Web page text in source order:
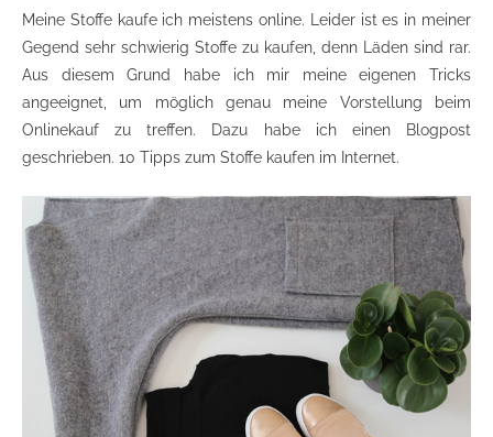
Meine Stoffe kaufe ich meistens online. Leider ist es in meiner
Gegend sehr schwierig Stoffe zu kaufen, denn Läden sind rar.
Aus diesem Grund habe ich mir meine eigenen Tricks
angeeignet, um möglich genau meine Vorstellung beim
Onlinekauf zu treffen. Dazu habe ich einen Blogpost
geschrieben. 10 Tipps zum Stoffe kaufen im Internet.